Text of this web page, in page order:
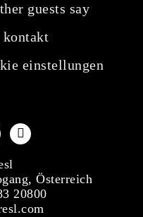
guests say
kontakt
einstellungen
Österreich
20800